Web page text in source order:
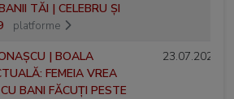
TĂI | CELEBRU ȘI
platforme
| BOALA
FEMEIA VREA
BANI FĂCUȚI PESTE
23.07.2025